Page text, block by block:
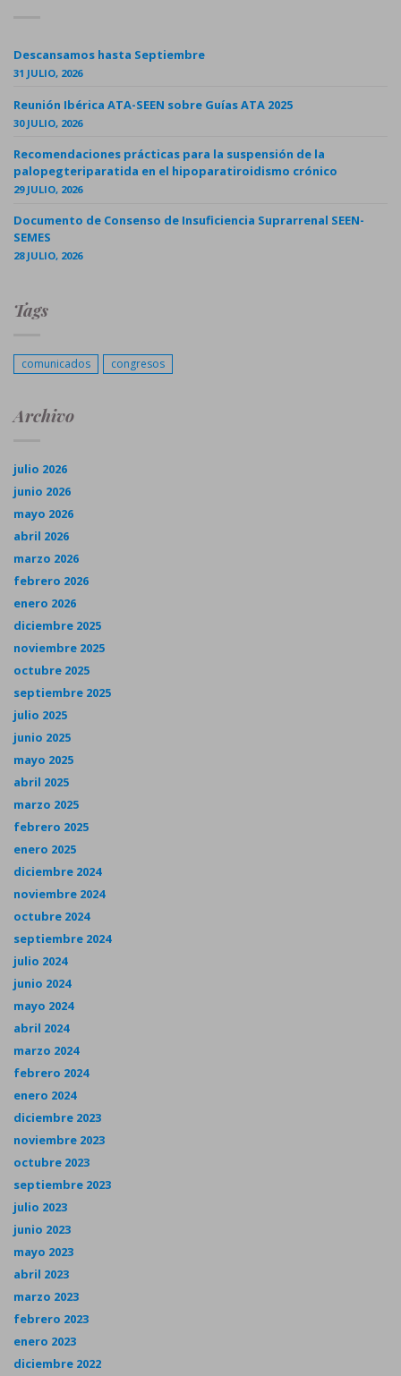
Descansamos hasta Septiembre
31 JULIO, 2026
Reunión Ibérica ATA-SEEN sobre Guías ATA 2025
30 JULIO, 2026
Recomendaciones prácticas para la suspensión de la
palopegteriparatida en el hipoparatiroidismo crónico
29 JULIO, 2026
Documento de Consenso de Insuficiencia Suprarrenal SEEN-
SEMES
28 JULIO, 2026
Tags
comunicados congresos
Archivo
julio 2026
junio 2026
mayo 2026
abril 2026
marzo 2026
febrero 2026
enero 2026
diciembre 2025
noviembre 2025
octubre 2025
septiembre 2025
julio 2025
junio 2025
mayo 2025
abril 2025
marzo 2025
febrero 2025
enero 2025
diciembre 2024
noviembre 2024
octubre 2024
septiembre 2024
julio 2024
junio 2024
mayo 2024
abril 2024
marzo 2024
febrero 2024
enero 2024
diciembre 2023
noviembre 2023
octubre 2023
septiembre 2023
julio 2023
junio 2023
mayo 2023
abril 2023
marzo 2023
febrero 2023
enero 2023
diciembre 2022